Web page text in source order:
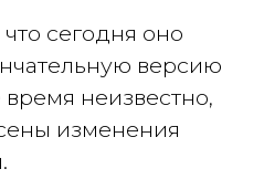
что сегодня оно
версию
неизвестно,
изменения